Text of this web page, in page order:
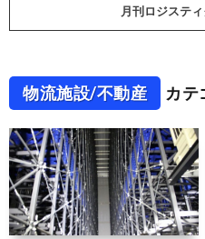
月刊ロジステ
物流施設/不動産 カテ